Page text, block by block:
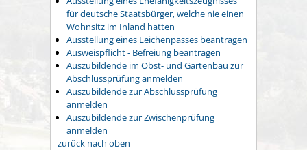
für deutsche Staatsbürger, welche nie einen
Wohnsitz im Inland hatten
Ausstellung eines Leichenpasses beantragen
Ausweispflicht - Befreiung beantragen
Auszubildende im Obst- und Gartenbau zur
Abschlussprüfung anmelden
Auszubildende zur Abschlussprüfung
anmelden
Auszubildende zur Zwischenprüfung
anmelden
zurück nach oben